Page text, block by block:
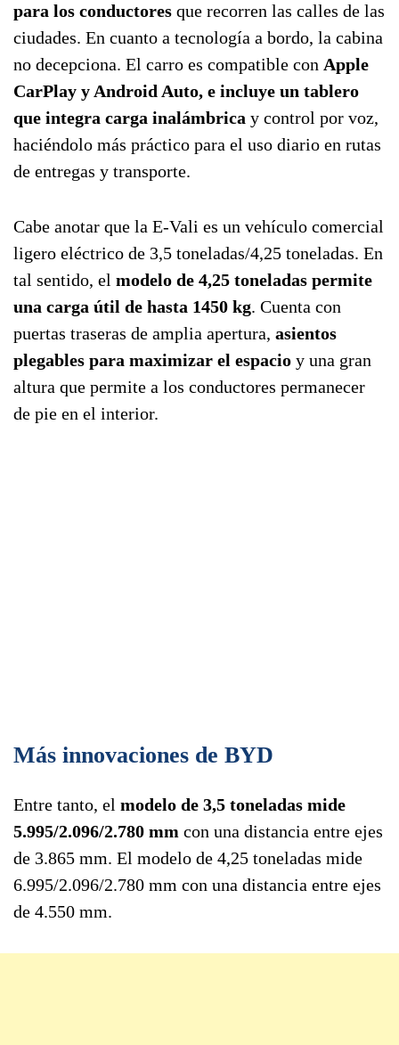
para los conductores que recorren las calles de las
ciudades. En cuanto a tecnología a bordo, la cabina
no decepciona. El carro es compatible con Apple
CarPlay y Android Auto, e incluye un tablero
que integra carga inalámbrica y control por voz,
haciéndolo más práctico para el uso diario en rutas
de entregas y transporte.
Cabe anotar que la E-Vali es un vehículo comercial
ligero eléctrico de 3,5 toneladas/4,25 toneladas. En
tal sentido, el modelo de 4,25 toneladas permite
una carga útil de hasta 1450 kg. Cuenta con
puertas traseras de amplia apertura, asientos
plegables para maximizar el espacio y una gran
altura que permite a los conductores permanecer
de pie en el interior.
Más innovaciones de BYD
Entre tanto, el modelo de 3,5 toneladas mide
5.995/2.096/2.780 mm con una distancia entre ejes
de 3.865 mm. El modelo de 4,25 toneladas mide
6.995/2.096/2.780 mm con una distancia entre ejes
de 4.550 mm.